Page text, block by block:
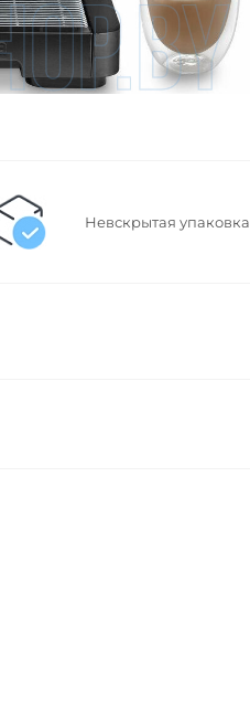
Невскрытая упаковка